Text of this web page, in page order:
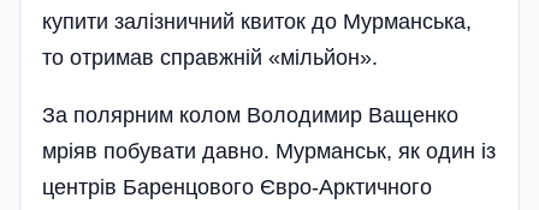
купити залізничний квиток до Мурманська,
то отримав справжній «мільйон».
За полярним колом Володимир Ващенко
мріяв побувати давно. Мурманськ, як один із
центрів Баренцового Євро-Арктичного